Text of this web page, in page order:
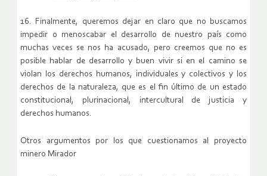
16. Finalmente, queremos dejar en claro que no buscamos
impedir o menoscabar el desarrollo de nuestro país como
muchas veces se nos ha acusado, pero creemos que no es
posible hablar de desarrollo y buen vivir si en el camino se
violan los derechos humanos, individuales y colectivos y los
derechos de la naturaleza, que es el fin último de un estado
constitucional, plurinacional, intercultural de justicia y
derechos humanos.
Otros argumentos por los que cuestionamos al proyecto
minero Mirador